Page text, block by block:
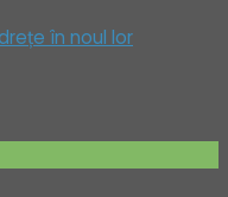
în noul lor